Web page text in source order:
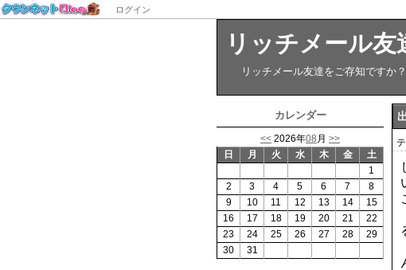
ログイン
リッチメール友
リッチメール友達をご存知ですか
カレンダー
<< 2026年08 月 >>
日
月 火 水 木 金
土
1
2
3 4 5 6 7
8
9
10 11 12 13 14
15
16
17 18 19 20 21
22
23
24 25 26 27 28
29
30
31